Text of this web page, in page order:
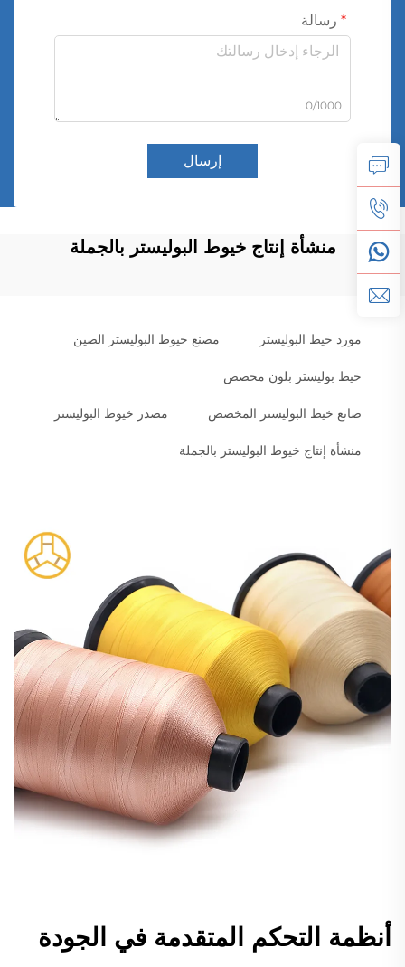
رسالة
0/1000
إرسال
منشأة إنتاج خيوط البوليستر بالجملة
مورد خيط البوليستر مصنع خيوط البوليستر الصين
خيط بوليستر بلون مخصص
صانع خيط البوليستر المخصص مصدر خيوط البوليستر
منشأة إنتاج خيوط البوليستر بالجملة
أنظمة التحكم المتقدمة في الجودة